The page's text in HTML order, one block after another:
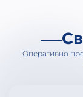
Оперативно